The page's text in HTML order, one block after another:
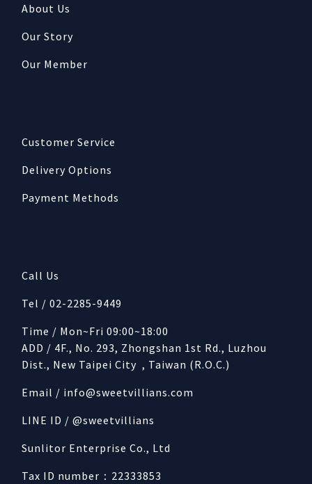
About Us
Our Story
Our Member
Customer Service
Delivery Options
Payment Methods
Call Us
Tel / 02-2285-9449
Time / Mon~Fri 09:00~18:00
ADD / 4F., No. 293, Zhongshan 1st Rd., Luzhou
Dist., New Taipei City , Taiwan (R.O.C.)
Email / info@sweetvillians.com
LINE ID / @sweetvillians
Sunlitor Enterprise Co., Ltd
Tax ID number：22333853